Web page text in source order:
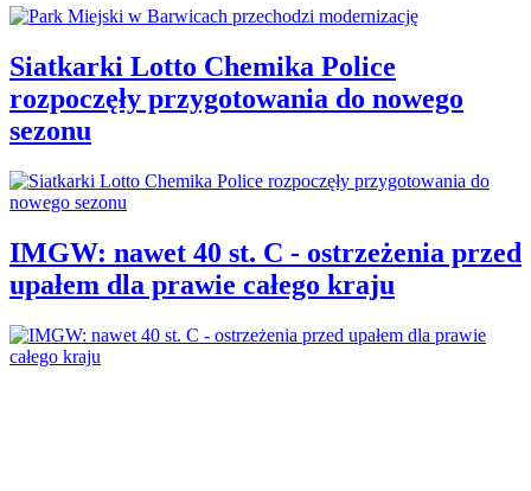
Siatkarki Lotto Chemika Police
rozpoczęły przygotowania do nowego
sezonu
IMGW: nawet 40 st. C - ostrzeżenia przed
upałem dla prawie całego kraju